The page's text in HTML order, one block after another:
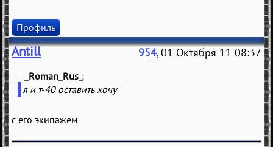
Профиль
Antill 954, 01 Октября 11 08:37
_Roman_Rus_
я и т-40 оставить хочу
с его экипажем